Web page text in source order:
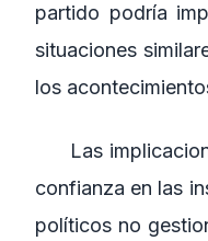
partido podría
situaciones
los
Las
confianza en las
políticos no